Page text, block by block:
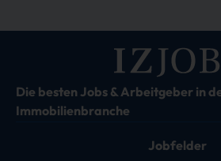
Die besten Jobs & Arbeitgeber in
Immobilienbranche
Jobfelder